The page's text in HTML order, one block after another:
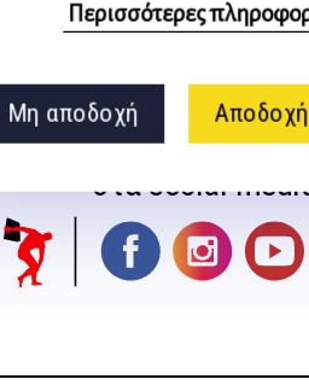
Περισσότερες
Μη αποδοχή
Ακολουθήστε
στα social